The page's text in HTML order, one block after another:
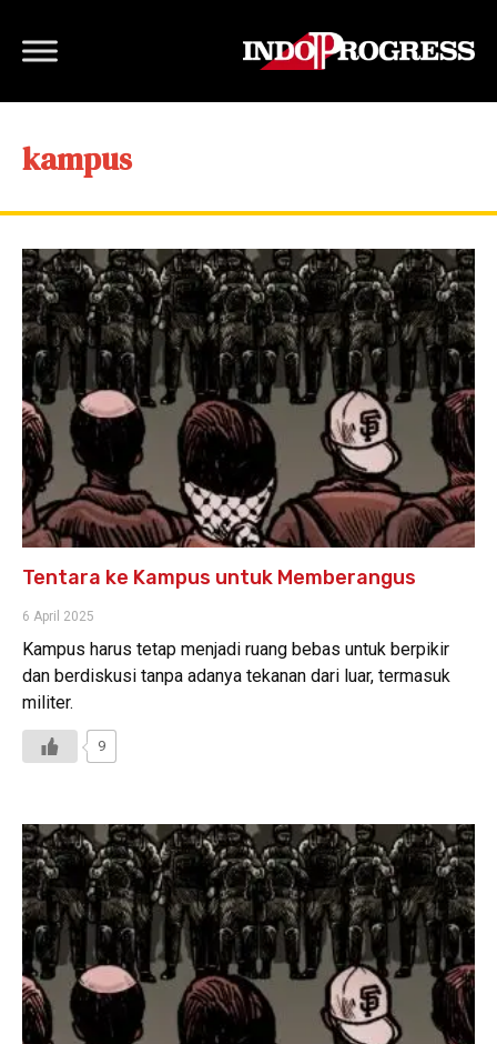
kampus
Tentara ke Kampus untuk Memberangus
6 April 2025
Kampus harus tetap menjadi ruang bebas untuk berpikir
dan berdiskusi tanpa adanya tekanan dari luar, termasuk
militer.
9